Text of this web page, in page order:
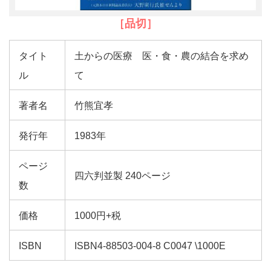
［品切］
タイト
ル
土からの医療 医・食・農の結合を求め
て
著者名 竹熊宜孝
発行年 1983年
ページ
数
四六判並製 240ページ
価格 1000円+税
ISBN ISBN4-88503-004-8 C0047 \1000E